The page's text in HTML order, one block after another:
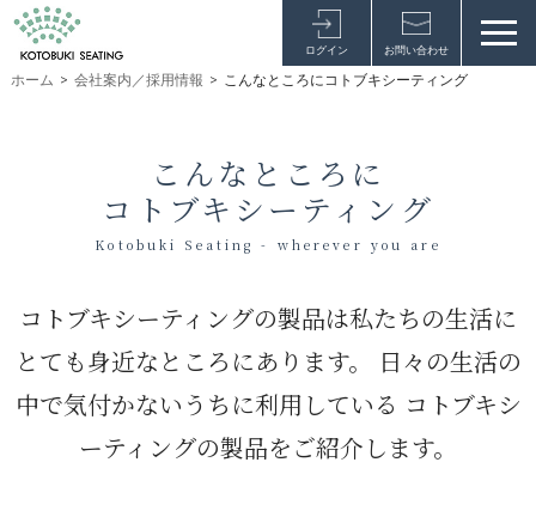
ログイン お問い合わせ
ホーム > 会社案内／採用情報 > こんなところにコトブキシーティング
こんなところに
コトブキシーティング
Kotobuki Seating - wherever you are
コトブキシーティングの製品は私たちの生活に
とても身近なところにあります。
日々の生活の
中で気付かないうちに利用している コトブキシ
ーティングの製品をご紹介します。